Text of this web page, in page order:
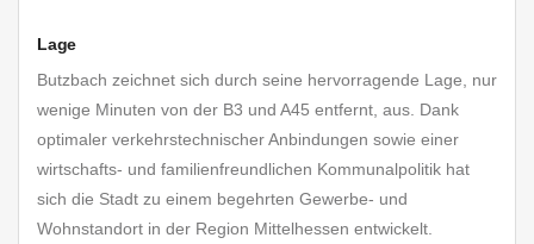
Lage
Butzbach zeichnet sich durch seine hervorragende Lage, nur
wenige Minuten von der B3 und A45 entfernt, aus. Dank
optimaler verkehrstechnischer Anbindungen sowie einer
wirtschafts- und familienfreundlichen Kommunalpolitik hat
sich die Stadt zu einem begehrten Gewerbe- und
Wohnstandort in der Region Mittelhessen entwickelt.